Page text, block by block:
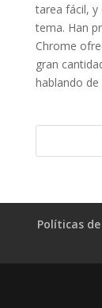
tarea fácil, y
tema. Han
Chrome
gran
hablando de
Políticas